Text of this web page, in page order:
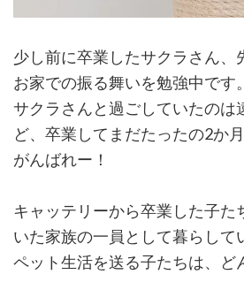
少し前に卒業したサクラさん、
お家での振る舞いを勉強中です。
サクラさんと過ごしていたのは
ど、卒業してまだたったの2か月
がんばれー！
キャッテリーから卒業した子た
いた家族の一員として暮らして
ペット生活を送る子たちは、ど